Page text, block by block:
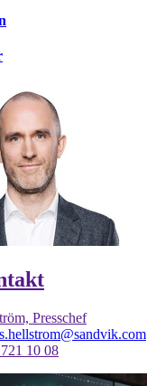
Presschef
10 08